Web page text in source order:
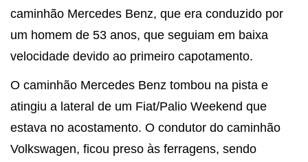
caminhão Mercedes Benz, que era conduzido por
um homem de 53 anos, que seguiam em baixa
velocidade devido ao primeiro capotamento.
O caminhão Mercedes Benz tombou na pista e
atingiu a lateral de um Fiat/Palio Weekend que
estava no acostamento. O condutor do caminhão
Volkswagen, ficou preso às ferragens, sendo